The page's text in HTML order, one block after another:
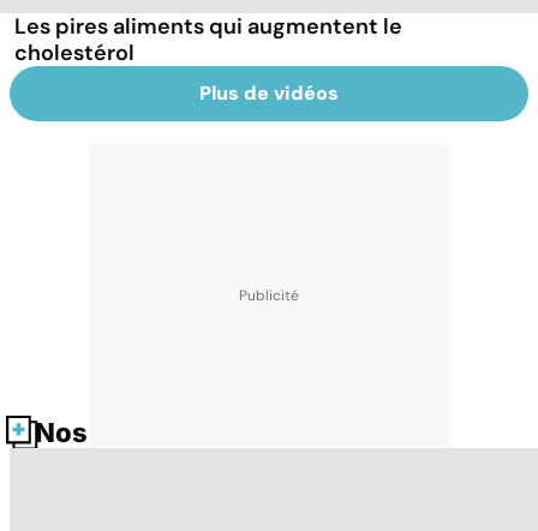
Les pires aliments qui augmentent le
cholestérol
Plus de vidéos
Nos fiches santé